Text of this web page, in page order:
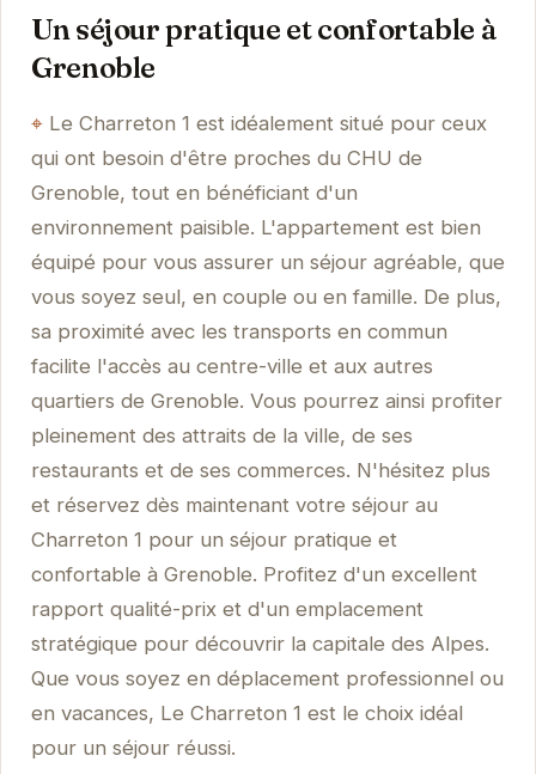
Un séjour pratique et confortable à
Grenoble
Le Charreton 1 est idéalement situé pour ceux
qui ont besoin d'être proches du CHU de
Grenoble, tout en bénéficiant d'un
environnement paisible. L'appartement est bien
équipé pour vous assurer un séjour agréable, que
vous soyez seul, en couple ou en famille. De plus,
sa proximité avec les transports en commun
facilite l'accès au centre-ville et aux autres
quartiers de Grenoble. Vous pourrez ainsi profiter
pleinement des attraits de la ville, de ses
restaurants et de ses commerces. N'hésitez plus
et réservez dès maintenant votre séjour au
Charreton 1 pour un séjour pratique et
confortable à Grenoble. Profitez d'un excellent
rapport qualité-prix et d'un emplacement
stratégique pour découvrir la capitale des Alpes.
Que vous soyez en déplacement professionnel ou
en vacances, Le Charreton 1 est le choix idéal
pour un séjour réussi.